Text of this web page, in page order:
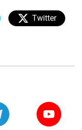
Twitter